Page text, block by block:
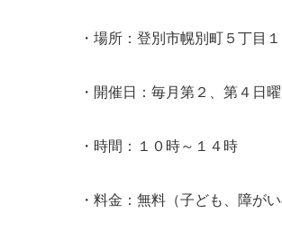
・場所：登別市幌別町５丁
・開催日：毎月第２、第４日曜
・時間：１０時～１４時
・料金：無料（子ども、障が